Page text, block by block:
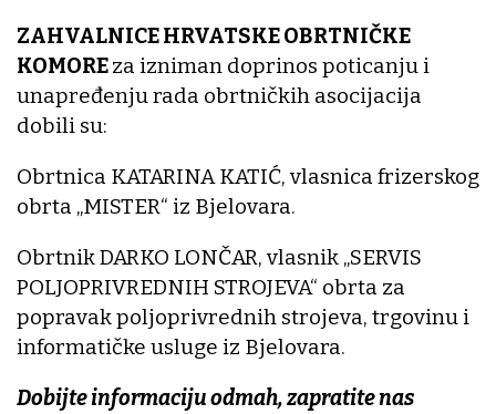
ZAHVALNICE HRVATSKE OBRTNIČKE
KOMOREza izniman doprinos poticanju i
unapređenju rada obrtničkih asocijacija
dobili su:
Obrtnica KATARINA KATIĆ, vlasnica frizerskog
obrta „MISTER“ iz Bjelovara.
Obrtnik DARKO LONČAR, vlasnik „SERVIS
POLJOPRIVREDNIH STROJEVA“ obrta za
popravak poljoprivrednih strojeva, trgovinu i
informatičke usluge iz Bjelovara.
Dobijte informaciju odmah, zapratite nas